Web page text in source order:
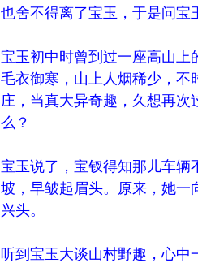
也舍不得离了宝玉，于是问宝
宝玉初中时曾到过一座高山上
毛衣御寒，山上人烟稀少，不
庄，当真大异奇趣，久想再
么？
宝玉说了，宝钗得知那儿车辆
坡，早皱起眉头。原来，她一
兴头。
听到宝玉大谈山村野趣，心中